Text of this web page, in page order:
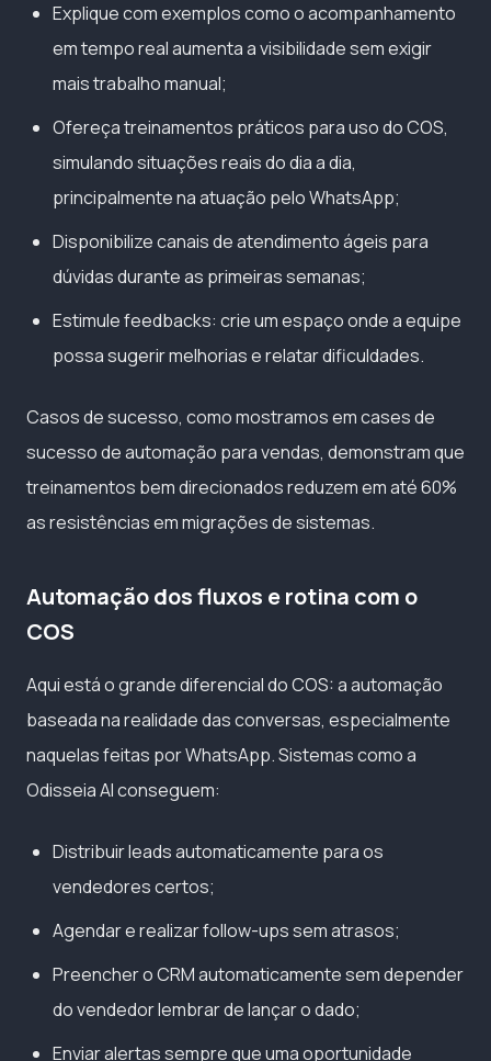
Explique com exemplos como o acompanhamento
em tempo real aumenta a visibilidade sem exigir
mais trabalho manual;
Ofereça treinamentos práticos para uso do COS,
simulando situações reais do dia a dia,
principalmente na atuação pelo WhatsApp;
Disponibilize canais de atendimento ágeis para
dúvidas durante as primeiras semanas;
Estimule feedbacks: crie um espaço onde a equipe
possa sugerir melhorias e relatar dificuldades.
Casos de sucesso, como mostramos em cases de
sucesso de automação para vendas, demonstram que
treinamentos bem direcionados reduzem em até 60%
as resistências em migrações de sistemas.
Automação dos fluxos e rotina com o
COS
Aqui está o grande diferencial do COS: a automação
baseada na realidade das conversas, especialmente
naquelas feitas por WhatsApp. Sistemas como a
Odisseia AI conseguem:
Distribuir leads automaticamente para os
vendedores certos;
Agendar e realizar follow-ups sem atrasos;
Preencher o CRM automaticamente sem depender
do vendedor lembrar de lançar o dado;
Enviar alertas sempre que uma oportunidade